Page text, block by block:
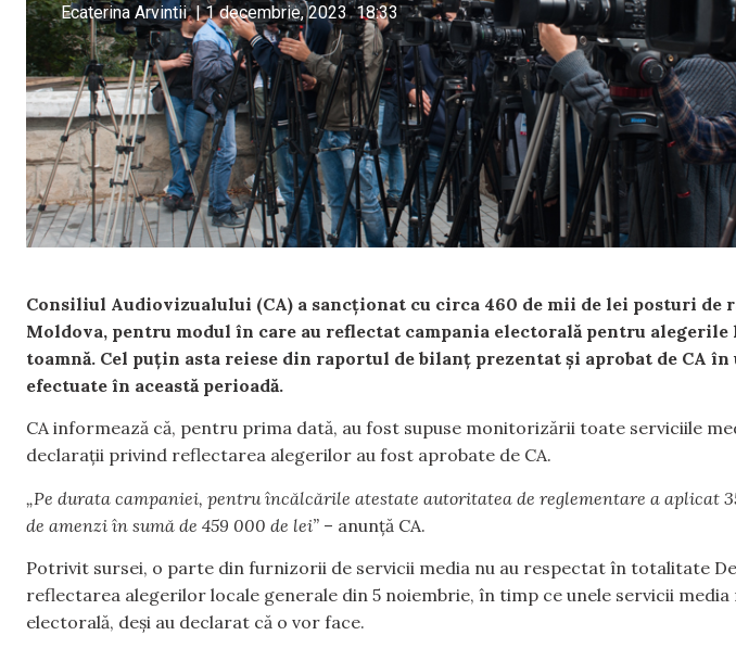
Ecaterina Arvintii | 1 decembrie, 2023 18:33
Consiliul Audiovizualului (CA) a sancționat cu circa 460 de mii de lei posturi de
Moldova, pentru modul în care au reflectat campania electorală pentru alegerile
toamnă. Cel puțin asta reiese din raportul de bilanț prezentat și aprobat de CA
efectuate în această perioadă.
CA informează că, pentru prima dată, au fost supuse monitorizării toate serviciile
declarații privind reflectarea alegerilor au fost aprobate de CA.
„Pe durata campaniei, pentru încălcările atestate autoritatea de reglementare a aplicat
de amenzi în sumă de 459 000 de lei” – anunță CA.
Potrivit sursei, o parte din furnizorii de servicii media nu au respectat în totalitate
reflectarea alegerilor locale generale din 5 noiembrie, în timp ce unele servicii
electorală, deși au declarat că o vor face.